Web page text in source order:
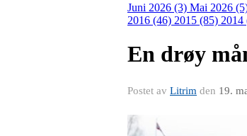
Juni 2026 (3) Mai 2026
2016 (46) 2015 (85) 2014
En drøy
Postet av Litrim den 19.